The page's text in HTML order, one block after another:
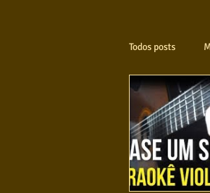
Todos posts
Axé
Violão